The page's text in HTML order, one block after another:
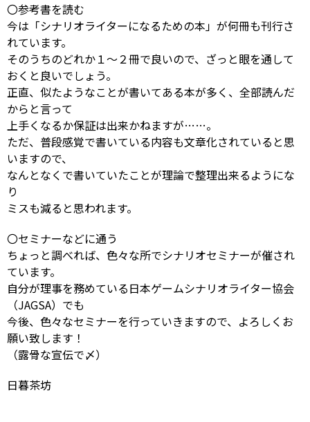
〇参考書を読む
今は「シナリオライターになるための本」が何冊も刊行さ
れています。
そのうちのどれか１～２冊で良いので、ざっと眼を通して
おくと良いでしょう。
正直、似たようなことが書いてある本が多く、全部読んだ
からと言って
上手くなるか保証は出来かねますが……。
ただ、普段感覚で書いている内容も文章化されていると思
いますので、
なんとなくで書いていたことが理論で整理出来るようにな
り
ミスも減ると思われます。
〇セミナーなどに通う
ちょっと調べれば、色々な所でシナリオセミナーが催され
ています。
自分が理事を務めている日本ゲームシナリオライター協会
（JAGSA）でも
今後、色々なセミナーを行っていきますので、よろしくお
願い致します！
（露骨な宣伝で〆）
日暮茶坊